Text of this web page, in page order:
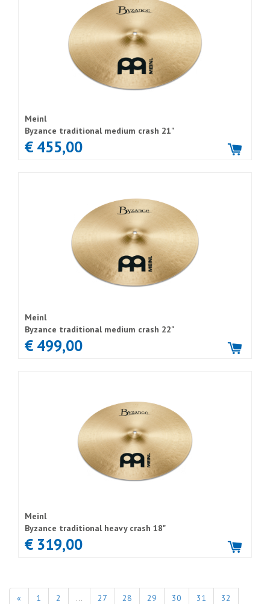
Meinl
Byzance traditional medium crash 21"
€ 455,00
Meinl
Byzance traditional medium crash 22"
€ 499,00
Meinl
Byzance traditional heavy crash 18"
€ 319,00
« 1 2 ... 27 28 29 30 31
32